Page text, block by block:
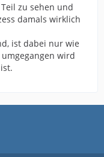
zu sehen und
damals wirklich
ist dabei nur wie
wird